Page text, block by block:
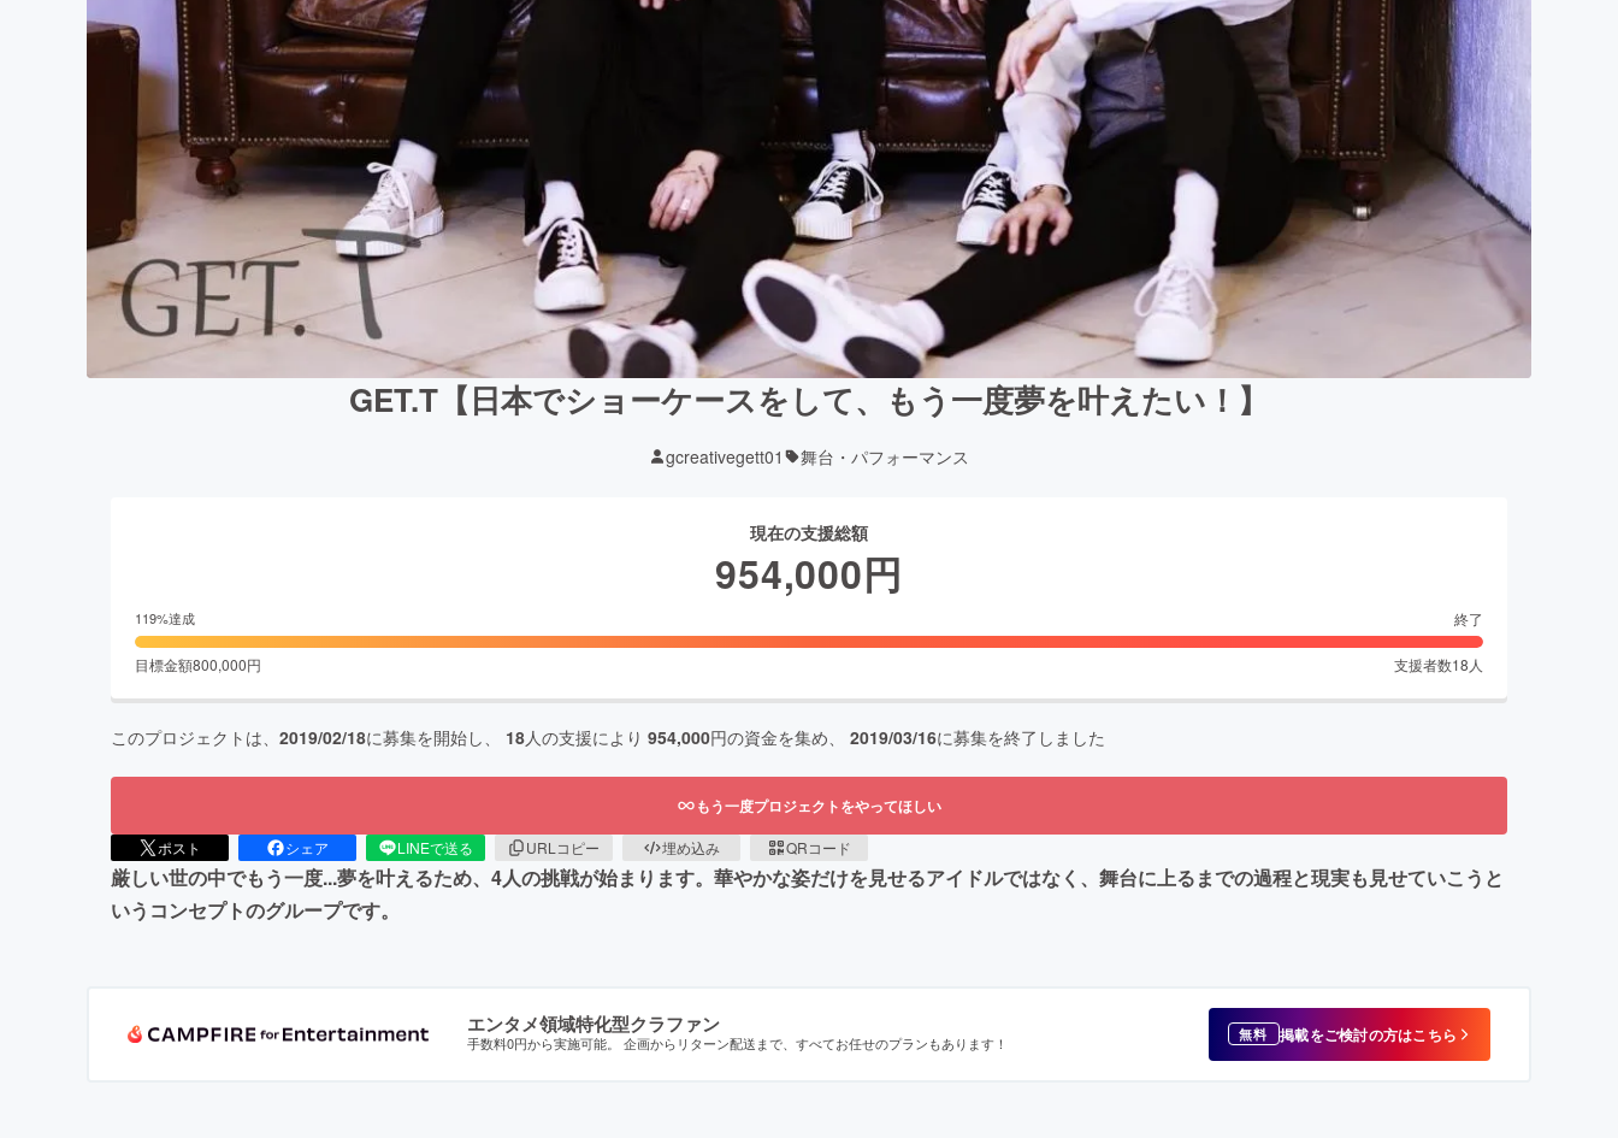
GET.T【日本でショーケースをして、もう一度夢を叶えたい！】
gcreativegett01 舞台・パフォーマンス
現在の支援総額
954,000円
119%達成 終了
目標金額800,000円 支援者数18 人
このプロジェクトは、 2019/02/18に募集を開始し、 18人の支援により 954,000円の資金を集め、 2019/03/16に募集を終了しました
もう一度プロジェクトをやってほしい
ポスト シェア LINEで送る URLコピー 埋め込み QRコード
厳しい世の中でもう一度...夢を叶えるため、4人の挑戦が始まります。華やかな姿だけを見せるアイドルではなく、舞台に上るまでの過程と現実も見せていこうと
いうコンセプトのグループです。
エンタメ領域特化型クラファン
手数料0円から実施可能。 企画からリターン配送まで、すべてお任せのプランもあります！ 無料 掲載をご検討の方はこちら